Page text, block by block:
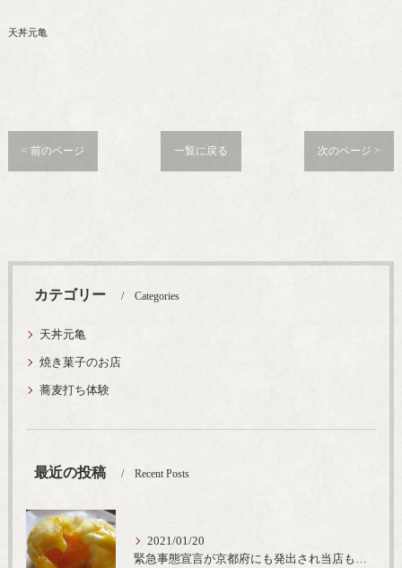
天丼元亀
< 前のページ 一覧に戻る 次のページ >
カテゴリー Categories
天丼元亀
焼き菓子のお店
蕎麦打ち体験
最近の投稿 Recent Posts
2021/01/20